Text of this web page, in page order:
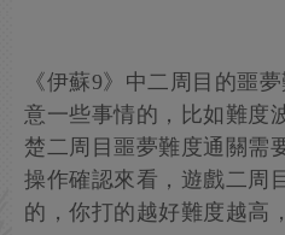
《伊蘇9》中二周目的噩
意一些事情的，比如難度
楚二周目噩夢難度通關需
操作確認來看，遊戲二周
的，你打的越好難度越高